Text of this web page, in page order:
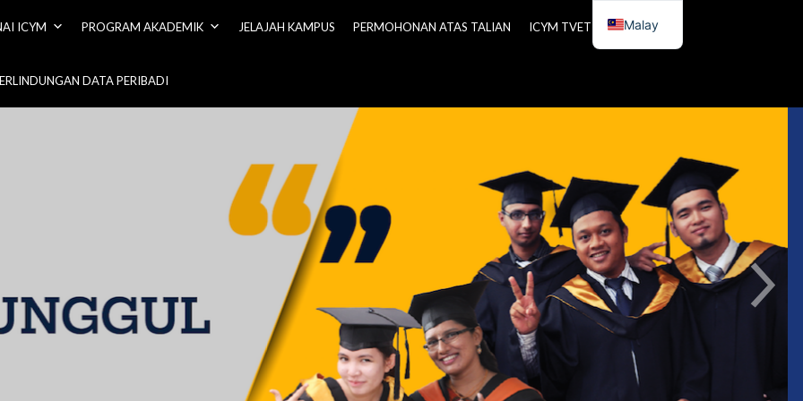
OF YAYASAN MELAYA
ICYM PROGRAM AKADEMIK JELAJAH KAMPUS PERMOHONAN ATAS TALIAN ICYM TVET CENTRE
DATA PERIBADI
Malay